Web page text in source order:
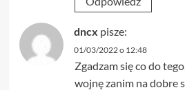
dncx pisze:
01/03/2022 o 12:48
Zgadzam się co do
wojnę zanim na dobre